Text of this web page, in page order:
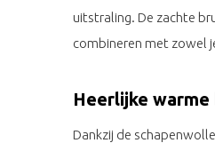
uitstraling. De zachte
combineren met zowel
Heerlijke warme
Dankzij de